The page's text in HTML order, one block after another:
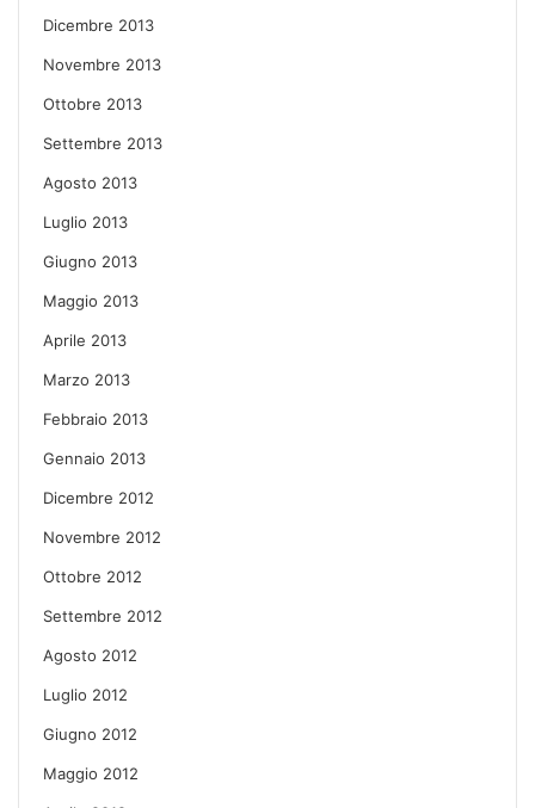
Dicembre 2013
Novembre 2013
Ottobre 2013
Settembre 2013
Agosto 2013
Luglio 2013
Giugno 2013
Maggio 2013
Aprile 2013
Marzo 2013
Febbraio 2013
Gennaio 2013
Dicembre 2012
Novembre 2012
Ottobre 2012
Settembre 2012
Agosto 2012
Luglio 2012
Giugno 2012
Maggio 2012